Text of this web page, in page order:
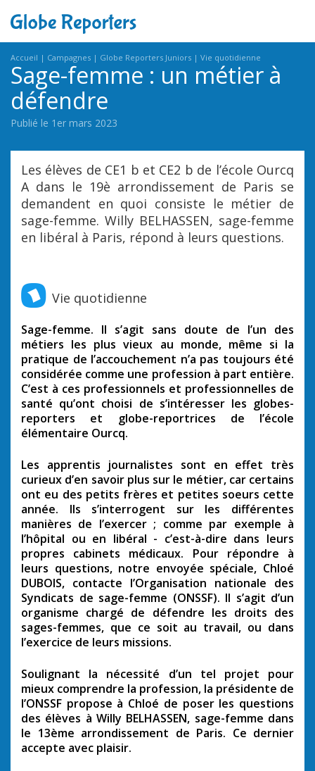
Accueil Campagnes Globe Reporters Juniors Vie quotidienne
Sage-femme : un métier à
défendre
Publié le 1er mars 2023
Les élèves de CE1 b et CE2 b de l’école Ourcq
A dans le 19è arrondissement de Paris se
demandent en quoi consiste le métier de
sage-femme. Willy BELHASSEN, sage-femme
en libéral à Paris, répond à leurs questions.
Vie quotidienne
Sage-femme. Il s’agit sans doute de l’un des
métiers les plus vieux au monde, même si la
pratique de l’accouchement n’a pas toujours été
considérée comme une profession à part entière.
C’est à ces professionnels et professionnelles de
santé qu’ont choisi de s’intéresser les globes-
reporters et globe-reportrices de l’école
élémentaire Ourcq.
Les apprentis journalistes sont en effet très
curieux d’en savoir plus sur le métier, car certains
ont eu des petits frères et petites soeurs cette
année. Ils s’interrogent sur les différentes
manières de l’exercer ; comme par exemple à
l’hôpital ou en libéral - c’est-à-dire dans leurs
propres cabinets médicaux. Pour répondre à
leurs questions, notre envoyée spéciale, Chloé
DUBOIS, contacte l’Organisation nationale des
Syndicats de sage-femme (ONSSF). Il s’agit d’un
organisme chargé de défendre les droits des
sages-femmes, que ce soit au travail, ou dans
l’exercice de leurs missions.
Soulignant la nécessité d’un tel projet pour
mieux comprendre la profession, la présidente de
l’ONSSF propose à Chloé de poser les questions
des élèves à Willy BELHASSEN, sage-femme dans
le 13ème arrondissement de Paris. Ce dernier
accepte avec plaisir.